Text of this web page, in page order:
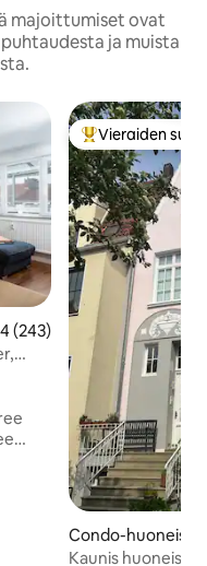
majoittumiset ovat
ja muista
arvio 4,84/5,
(243)
Vieraiden
Vieraiden
Condo-huoneisto
Kaunis huoneisto